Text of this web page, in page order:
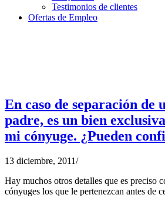
Testimonios de clientes
Ofertas de Empleo
En caso de separación
padre, es un bien
mi cónyuge. ¿Pueden
13 diciembre, 2011/
Hay muchos otros detalles que es preciso
cónyuges los que le pertenezcan antes de